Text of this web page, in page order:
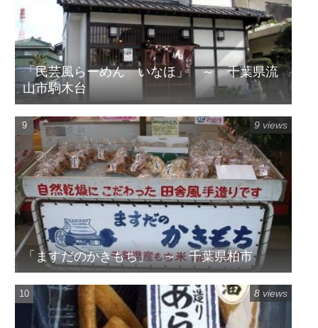
「民芸風らーめん いなほ」 ～ 千葉県流
山市駒木台
「ますだのかきもち」 ～ 千葉県柏市
9 views
8 views